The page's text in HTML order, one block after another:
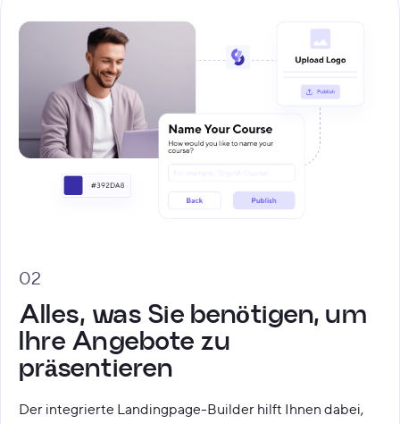
02
Alles, was Sie benötigen, um
Ihre Angebote zu
präsentieren
Der integrierte Landingpage-Builder hilft Ihnen dabei,